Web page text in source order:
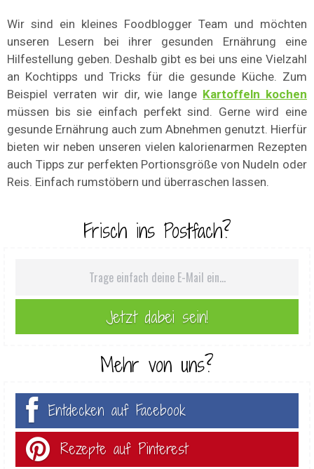
Wir sind ein kleines Foodblogger Team und möchten
unseren Lesern bei ihrer gesunden Ernährung eine
Hilfestellung geben. Deshalb gibt es bei uns eine Vielzahl
an Kochtipps und Tricks für die gesunde Küche. Zum
Beispiel verraten wir dir, wie lange Kartoffeln kochen
müssen bis sie einfach perfekt sind. Gerne wird eine
gesunde Ernährung auch zum Abnehmen genutzt. Hierfür
bieten wir neben unseren vielen kalorienarmen Rezepten
auch Tipps zur perfekten Portionsgröße von Nudeln oder
Reis. Einfach rumstöbern und überraschen lassen.
Frisch ins Postfach?
Mehr von uns?
Entdecken auf Facebook
Rezepte auf Pinterest